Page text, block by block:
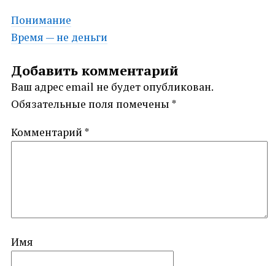
Post
navigation
Понимание
Время — не деньги
Добавить комментарий
Ваш адрес email не будет опубликован.
Обязательные поля помечены *
Комментарий *
Имя